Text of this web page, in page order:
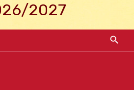
2027